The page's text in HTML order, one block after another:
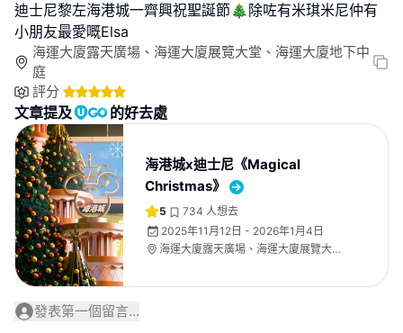
迪士尼黎左海港城一齊興祝聖誕節🎄除咗有米琪米尼仲有
小朋友最愛嘅Elsa
海運大廈露天廣場、海運大廈展覽大堂、海運大廈地下中
庭
評分
文章提及 的好去處
海港城x迪士尼《Magical
Christmas》
5 734 人想去
2025年11月12日 - 2026年1月4日
海運大廈露天廣場、海運大廈展覽大
發表第一個留言...